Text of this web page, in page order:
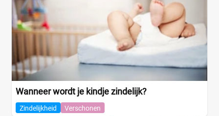
Wanneer wordt je kindje zindelijk?
Zindelijkheid Verschonen